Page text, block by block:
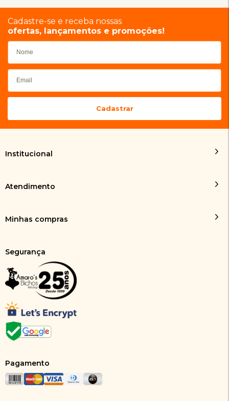
Cadastre-se e receba nossas
ofertas, lançamentos e promoções!
Institucional
Atendimento
Minhas compras
Segurança
Pagamento